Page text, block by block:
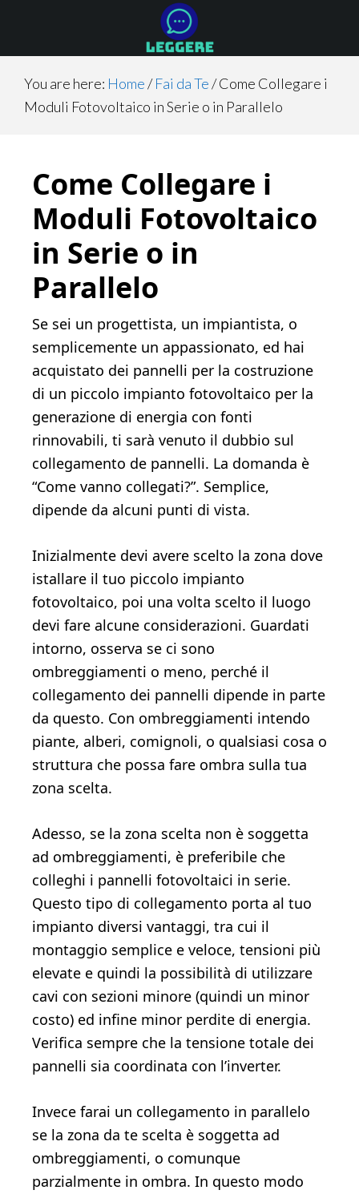
main
content
primary
sidebar
footer
You are here: Home/ Fai da Te/Come Collegare i
Moduli Fotovoltaico in Serie o in Parallelo
Come Collegare i
Moduli Fotovoltaico
in Serie o in
Parallelo
Se sei un progettista, un impiantista, o
semplicemente un appassionato, ed hai
acquistato dei pannelli per la costruzione
di un piccolo impianto fotovoltaico per la
generazione di energia con fonti
rinnovabili, ti sarà venuto il dubbio sul
collegamento de pannelli. La domanda è
“Come vanno collegati?”. Semplice,
dipende da alcuni punti di vista.
Inizialmente devi avere scelto la zona dove
istallare il tuo piccolo impianto
fotovoltaico, poi una volta scelto il luogo
devi fare alcune considerazioni. Guardati
intorno, osserva se ci sono
ombreggiamenti o meno, perché il
collegamento dei pannelli dipende in parte
da questo. Con ombreggiamenti intendo
piante, alberi, comignoli, o qualsiasi cosa o
struttura che possa fare ombra sulla tua
zona scelta.
Adesso, se la zona scelta non è soggetta
ad ombreggiamenti, è preferibile che
colleghi i pannelli fotovoltaici in serie.
Questo tipo di collegamento porta al tuo
impianto diversi vantaggi, tra cui il
montaggio semplice e veloce, tensioni più
elevate e quindi la possibilità di utilizzare
cavi con sezioni minore (quindi un minor
costo) ed infine minor perdite di energia.
Verifica sempre che la tensione totale dei
pannelli sia coordinata con l’inverter.
Invece farai un collegamento in parallelo
se la zona da te scelta è soggetta ad
ombreggiamenti, o comunque
parzialmente in ombra. In questo modo